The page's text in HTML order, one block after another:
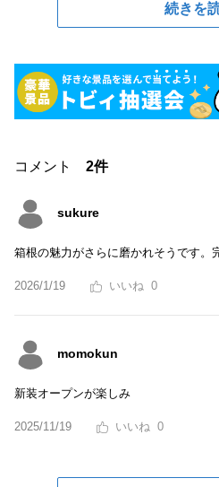
続きを
コメント 2件
sukure
箱根の魅力がさらに磨かれそうです。
2026/1/19 0
momokun
新装オープンが楽しみ
2025/11/19 0